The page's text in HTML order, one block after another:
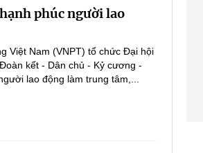
phúc người lao
Việt Nam (VNPT) tổ chức Đại hội
kết - Dân chủ - Kỷ cương -
lao động làm trung tâm,...